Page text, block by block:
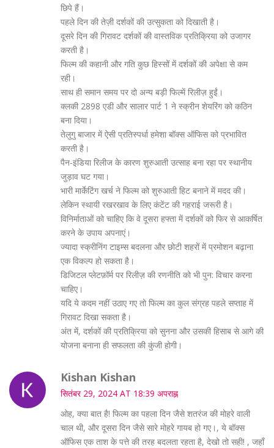
छिपे हैं।
पहले दिन की तेज़ी दर्शकों की उत्सुकता को दिखाती है।
दूसरे दिन की गिरावट दर्शकों की वास्तविक प्रतिक्रिया को उजागर
करती है।
फिल्म की कहानी और गति कुछ हिस्सों में दर्शकों की अपेक्षा से कम
रही।
साथ ही समान समय पर दो अन्य बड़ी फिल्में रिलीज़ हुईं।
क्लकी 2898 एडी और सालार पार्ट 1 ने स्क्रीन शेयरिंग को कठिन
बना दिया।
तेलुगु बाजार में ऐसी प्रतिस्पर्धा हमेशा बॉक्स ऑफिस को प्रभावित
करती है।
पैन-इंडिया रिलीज के कारण शुरुआती उत्साह बना रहा पर स्थानीय
जुड़ाव घट गया।
भारी मार्केटिंग खर्च ने फिल्म को शुरुआती हिट बनाने में मदद की।
लेकिन स्थायी रखरखाव के लिए कंटेंट की गहराई जरूरी है।
विनिर्माताओं को चाहिए कि वे दूसरा हफ्ता में दर्शकों को फिर से आकर्षित
करने के उपाय अपनाएं।
ज्यादा स्क्रीनिंग टाइम्स बदलना और छोटी शहरों में प्रमोशन बढ़ाना
एक विकल्प हो सकता है।
डिजिटल प्लेटफ़ॉर्म पर रिलीज़ की रणनीति को भी पुन: विचार करना
चाहिए।
यदि ये कदम नहीं उठाए गए तो फिल्म का कुल संग्रह पहले सप्ताह में
गिरावट दिखा सकता है।
अंत में, दर्शकों की प्रतिक्रिया को सुनना और उसकी हिसाब से आगे की
योजना बनाना ही सफलता की कुंजी होगी।
Kishan Kishan
सितंबर 29, 2024 AT 18:39 अपराह्न
ओह, क्या बात है! फिल्म का पहला दिन जैसे शतरंज की मोहरे वाली
चाल थी, और दूसरा दिन जैसे सारे मोहरे गायब हो गए।, ये बॉक्स
ऑफिस एक ताश के पत्ते की तरह बदलता रहता है, देखो तो सही! , जहाँ